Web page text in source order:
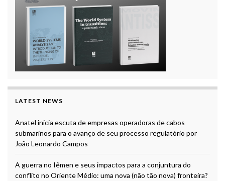
LATEST NEWS
Anatel inicia escuta de empresas operadoras de cabos
submarinos para o avanço de seu processo regulatório por
João Leonardo Campos
A guerra no Iêmen e seus impactos para a conjuntura do
conflito no Oriente Médio: uma nova (não tão nova) fronteira?